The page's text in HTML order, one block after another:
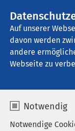
Auf unserer
davon werden
andere
Webseite zu
Notwendig
Notwendige
AMEOS Klinikum